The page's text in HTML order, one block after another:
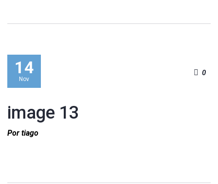
image 13
14
Nov
Por tiago
0